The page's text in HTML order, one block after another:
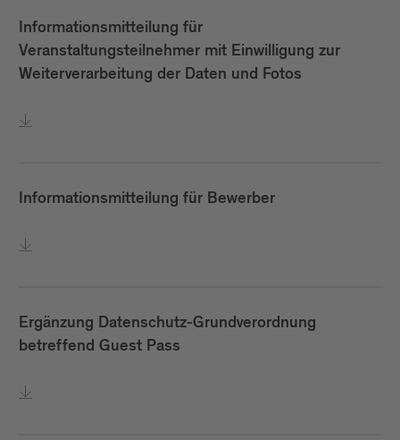
Informationsmitteilung für
Veranstaltungsteilnehmer mit Einwilligung zur
Weiterverarbeitung der Daten und Fotos
Informationsmitteilung für Bewerber
Ergänzung Datenschutz-Grundverordnung
betreffend Guest Pass